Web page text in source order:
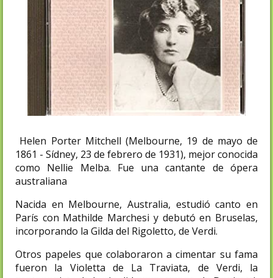
Helen Porter Mitchell (Melbourne, 19 de mayo de
1861 - Sídney, 23 de febrero de 1931), mejor conocida
como Nellie Melba. Fue una cantante de ópera
australiana
Nacida en Melbourne, Australia, estudió canto en
París con Mathilde Marchesi y debutó en Bruselas,
incorporando la Gilda del Rigoletto, de Verdi.
Otros papeles que colaboraron a cimentar su fama
fueron la Violetta de La Traviata, de Verdi, la